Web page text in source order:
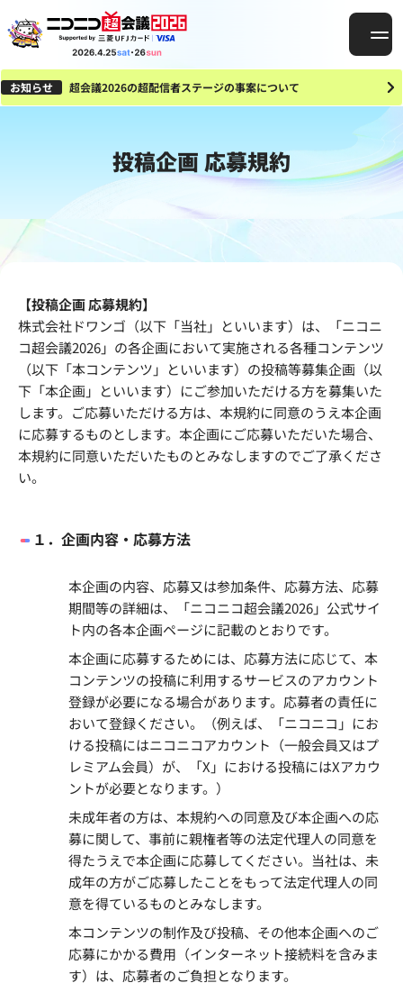
お知らせ 超会議2026の超配信者ステージの事案について
投稿企画 応募規約
【投稿企画 応募規約】
株式会社ドワンゴ（以下「当社」といいます）は、「ニコニ
コ超会議2026」の各企画において実施される各種コンテンツ
（以下「本コンテンツ」といいます）の投稿等募集企画（以
下「本企画」といいます）にご参加いただける方を募集いた
します。ご応募いただける方は、本規約に同意のうえ本企画
に応募するものとします。本企画にご応募いただいた場合、
本規約に同意いただいたものとみなしますのでご了承くださ
い。
１．企画内容・応募方法
本企画の内容、応募又は参加条件、応募方法、応募
期間等の詳細は、「ニコニコ超会議2026」公式サイ
ト内の各本企画ページに記載のとおりです。
本企画に応募するためには、応募方法に応じて、本
コンテンツの投稿に利用するサービスのアカウント
登録が必要になる場合があります。応募者の責任に
おいて登録ください。（例えば、「ニコニコ」にお
ける投稿にはニコニコアカウント（一般会員又はプ
レミアム会員）が、「X」における投稿にはXアカウ
ントが必要となります。）
未成年者の方は、本規約への同意及び本企画への応
募に関して、事前に親権者等の法定代理人の同意を
得たうえで本企画に応募してください。当社は、未
成年の方がご応募したことをもって法定代理人の同
意を得ているものとみなします。
本コンテンツの制作及び投稿、その他本企画へのご
応募にかかる費用（インターネット接続料を含みま
す）は、応募者のご負担となります。